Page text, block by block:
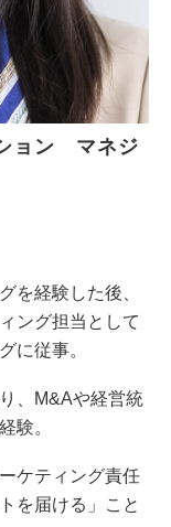
ョン　マネジ
を経験した後、
ング担当として
に従事。
、M&Aや経営統
験。
ケティング責任
を届ける」こと